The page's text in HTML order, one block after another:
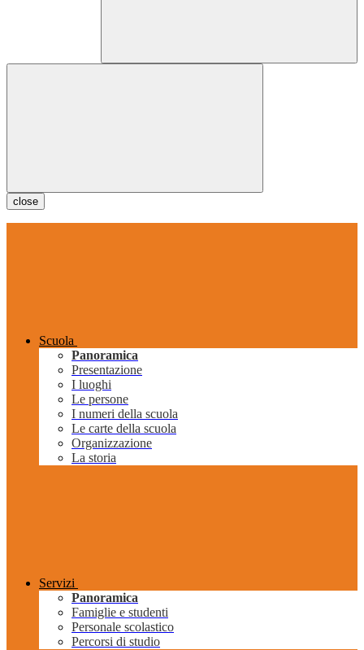
close
Scuola
Panoramica
Presentazione
I luoghi
Le persone
I numeri della scuola
Le carte della scuola
Organizzazione
La storia
Servizi
Panoramica
Famiglie e studenti
Personale scolastico
Percorsi di studio